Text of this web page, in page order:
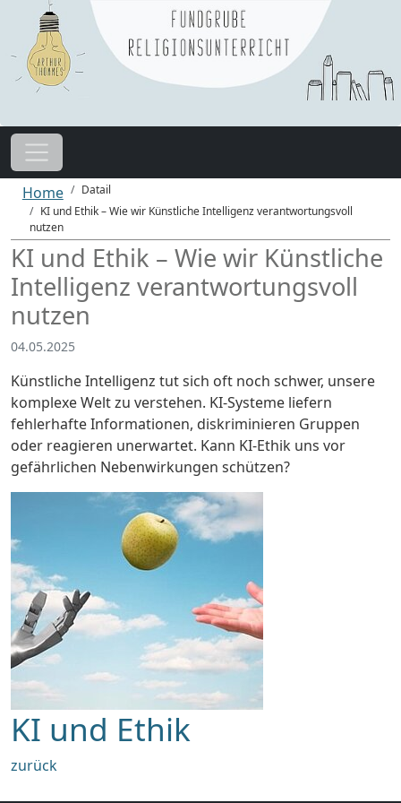
Home
Datail
KI und Ethik – Wie wir Künstliche Intelligenz verantwortungsvoll
nutzen
KI und Ethik – Wie wir Künstliche
Intelligenz verantwortungsvoll
nutzen
04.05.2025
Künstliche Intelligenz tut sich oft noch schwer, unsere
komplexe Welt zu verstehen. KI-Systeme liefern
fehlerhafte Informationen, diskriminieren Gruppen
oder reagieren unerwartet. Kann KI-Ethik uns vor
gefährlichen Nebenwirkungen schützen?
KI und Ethik
zurück